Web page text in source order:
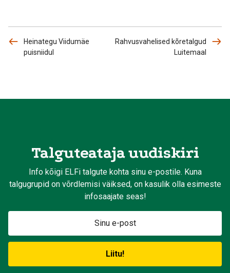
Heinategu Viidumäe
puisniidul
Rahvusvahelised kõretalgud
Luitemaal
Talguteataja uudiskiri
Info kõigi ELFi talgute kohta sinu e-postile. Kuna
talgugrupid on võrdlemisi väiksed, on kasulik olla esimeste
infosaajate seas!